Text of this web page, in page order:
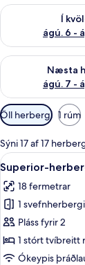
Í
ágú. 6 -
Athuga framboð
Næsta
ágú. 7 -
Athuga framboð
Síur
í
boði
fyrir
herbergi
Öll herbergi 1 rúm
Sýni 17 af 17
Skoða
allar
myndir
fyrir
Superior-
herbergi
-
9
Superior-
18 fermetrar
1 svefnherbergi
Pláss fyrir 2
1 stórt tvíbreitt
Ókeypis